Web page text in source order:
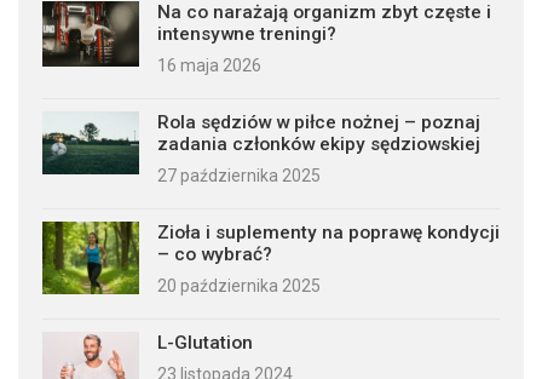
Na co narażają organizm zbyt częste i
intensywne treningi?
16 maja 2026
Rola sędziów w piłce nożnej – poznaj
zadania członków ekipy sędziowskiej
27 października 2025
Zioła i suplementy na poprawę kondycji
– co wybrać?
20 października 2025
L-Glutation
23 listopada 2024